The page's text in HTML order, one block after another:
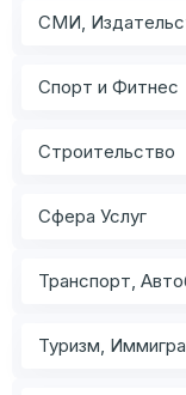
СМИ,
Спорт и Фитнес
Строительство
Сфера Услуг
Транспорт,
Туризм,